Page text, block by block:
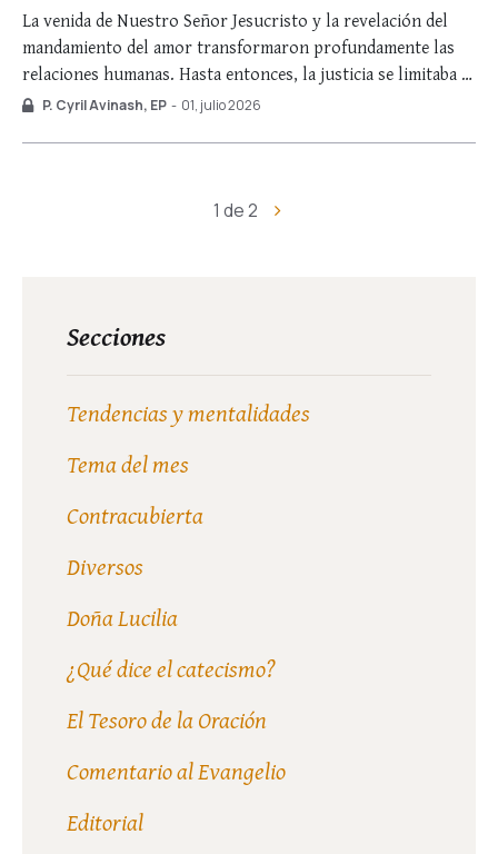
La venida de Nuestro Señor Jesucristo y la revelación del
mandamiento del amor transformaron profundamente las
relaciones humanas. Hasta entonces, la justicia se limitaba al
rigor de la ley del talión: «Ojo por ojo, diente por diente»
P. Cyril Avinash, EP - 01, julio 2026
1 de 2
Secciones
Tendencias y mentalidades
Tema del mes
Contracubierta
Diversos
Doña Lucilia
¿Qué dice el catecismo?
El Tesoro de la Oración
Comentario al Evangelio
Editorial